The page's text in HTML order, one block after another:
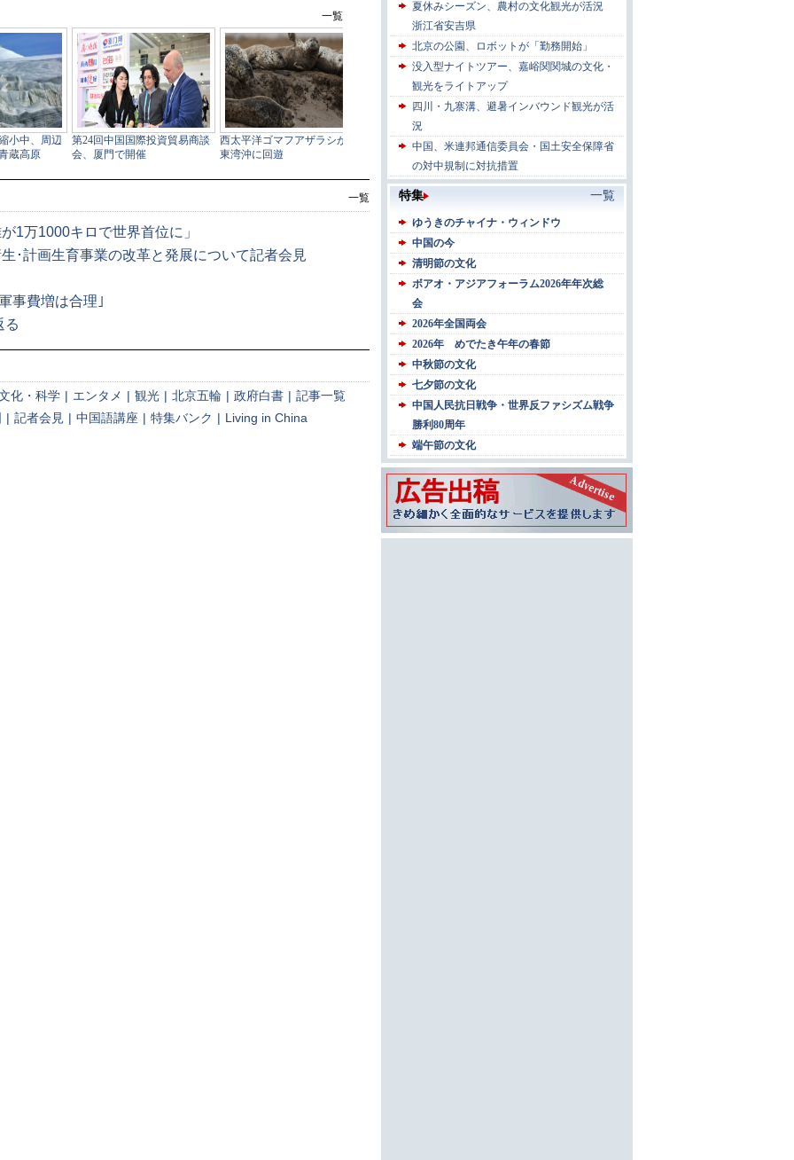
一覧
1万1000キロで世界首位に」
･計画生育事業の改革と発展について記者会見
事費増は合理｣
る
化・科学 | エンタメ | 観光 | 北京五輪 | 政府白書 | 記事一覧
| 記者会見 | 中国語講座 | 特集バンク | Living in China